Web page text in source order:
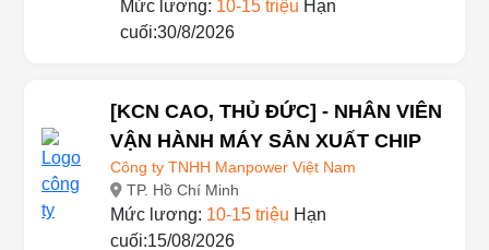
TP. Hồ Chí Minh
Mức lương:10-15 triệu
[KCN CAO, THỦ ĐỨC] - NHÂN VIÊN
VẬN HÀNH MÁY SẢN XUẤT CHIP
Công ty TNHH Manpower Việt Nam
TP. Hồ Chí Minh
Mức lương:10-15 triệu